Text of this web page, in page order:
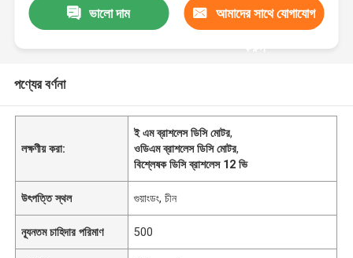
ভালো দাম আমাদের সাথে যোগাযোগ
করুন
পণ্যের বর্ণনা
লক্ষণীয় করা:
ই এম ব্রাশলেস ডিসি মোটর,
ওডিএম ব্রাশলেস ডিসি মোটর,
বিশ্লেষক ডিসি ব্রাশলেস 12 ভি
উৎপত্তি স্থল গুয়াংডং, চীন
ন্যূনতম চাহিদার পরিমাণ 500